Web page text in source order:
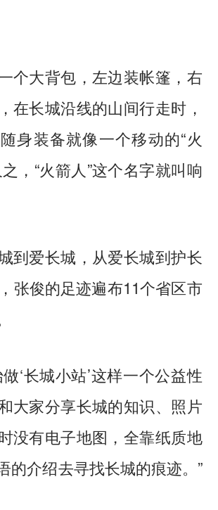
大背包，左边装帐篷，右
在长城沿线的山间行走时，
身装备就像一个移动的“火
，“火箭人”这个名字就叫响
爱长城，从爱长城到护长
张俊的足迹遍布11个省区市
长城小站’这样一个公益性
大家分享长城的知识、照片
没有电子地图，全靠纸质地
的介绍去寻找长城的痕迹。”